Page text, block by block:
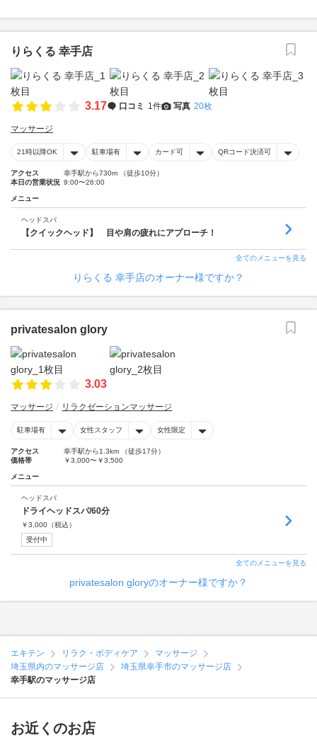
りらくる 幸手店
3.17 口コミ 1件 写真 20枚
マッサージ
21時以降OK 駐車場有 カード可 QRコード決済可
アクセス
幸手駅から730m （徒歩10分）
本日の営業状況 9:00〜26:00
メニュー
ヘッドスパ
【クイックヘッド】 目や肩の疲れにアプローチ！
全てのメニューを見る
りらくる 幸手店のオーナー様ですか？
privatesalon glory
3.03
マッサージ リラクゼーションマッサージ
駐車場有 女性スタッフ 女性限定
アクセス
幸手駅から1.3km （徒歩17分）
価格帯
￥3,000〜￥3,500
メニュー
ヘッドスパ
ドライヘッドスパ/60分
￥3,000 （税込）
受付中
全てのメニューを見る
privatesalon gloryのオーナー様ですか？
エキテン リラク・ボディケア
マッサージ
埼玉県内のマッサージ店
埼玉県幸手市のマッサージ店
幸手駅のマッサージ店
お近くのお店